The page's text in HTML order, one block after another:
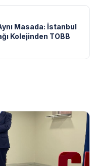
Masada: İstanbul
Kolejinden TOBB